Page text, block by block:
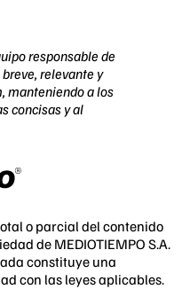
responsable de
relevante y
manteniendo a los
concisas y al
o parcial del contenido
de MEDIOTIEMPO S.A.
constituye una
con las leyes aplicables.